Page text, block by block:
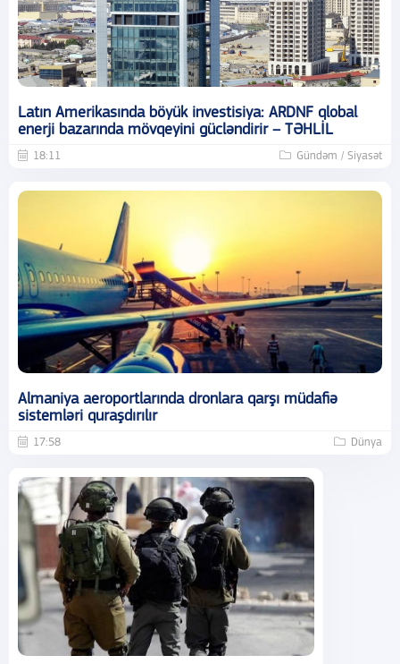
Latın Amerikasında böyük investisiya: ARDNF qlobal
enerji bazarında mövqeyini gücləndirir – TƏHLİL
18:11 Gündəm / Siyasət
Almaniya aeroportlarında dronlara qarşı müdafiə
sistemləri quraşdırılır
17:58 Dünya